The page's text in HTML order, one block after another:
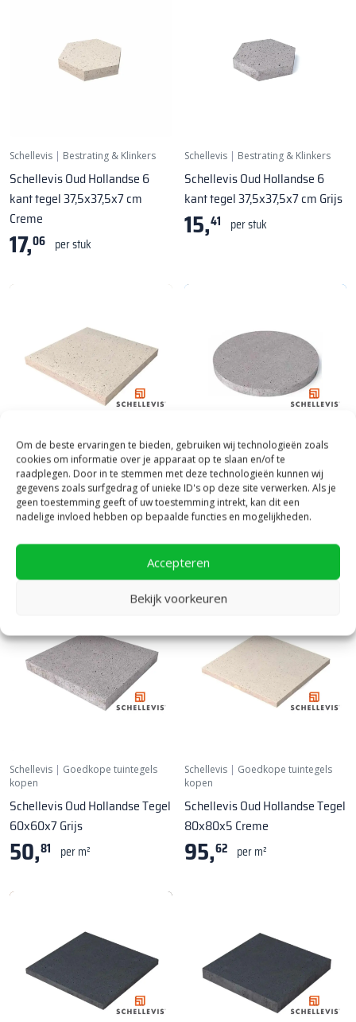
Om de beste ervaringen te bieden, gebruiken wij technologieën zoals
cookies om informatie over je apparaat op te slaan en/of te
raadplegen. Door in te stemmen met deze technologieën kunnen wij
gegevens zoals surfgedrag of unieke ID's op deze site verwerken. Als je
geen toestemming geeft of uw toestemming intrekt, kan dit een
nadelige invloed hebben op bepaalde functies en mogelijkheden.
Accepteren
Bekijk voorkeuren
Schellevis | Bestrating & Klinkers
Schellevis Oud Hollandse 6
kant tegel 37,5x37,5x7 cm
Creme
17,06 per stuk
Schellevis| Bestrating & Klinkers
Schellevis Oud Hollandse 6
kant tegel 37,5x37,5x7 cm Grijs
15,41 per stuk
Schellevis |Goedkope tuintegels
kopen
Schellevis Oud Hollandse Tegel
60x60x5 Creme
69,63 per m²
Schellevis|Goedkope tuintegels
kopen
Schellevis Oud Hollandse Tegel
Rond Ø 60 x 7 grijs
58,76 per stuk
Schellevis | Goedkope tuintegels
kopen
Schellevis Oud Hollandse Tegel
60x60x7 Grijs
50,81 per m²
Schellevis| Goedkope tuintegels
kopen
Schellevis Oud Hollandse Tegel
80x80x5 Creme
95,62 per m²